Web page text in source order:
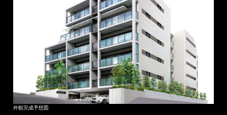
外観完成予想図